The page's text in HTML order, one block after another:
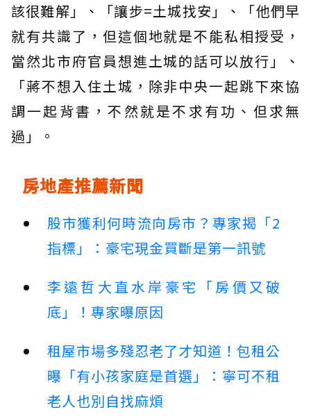
該很難解」、「讓步=土城找安」、「他們早
就有共識了，但這個地就是不能私相授受，
當然北市府官員想進土城的話可以放行」、
「蔣不想入住土城，除非中央一起跳下來協
調一起背書，不然就是不求有功、但求無
過」。
房地產推薦新聞
股市獲利何時流向房市？專家揭「2
指標」：豪宅現金買斷是第一訊號
李遠哲大直水岸豪宅「房價又破
底」！專家曝原因
租屋市場多殘忍老了才知道！包租公
曝「有小孩家庭是首選」：寧可不租
老人也別自找麻煩